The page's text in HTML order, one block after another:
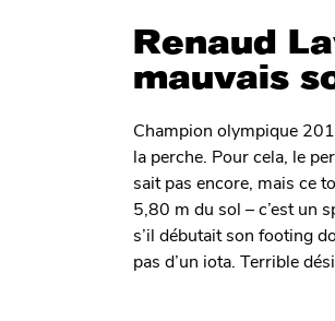
Renaud
mauvais
Champion olympique
la perche. Pour cela, le
sait pas encore, mais ce
5,80 m du sol – c’est un
s’il débutait son footing
pas d’un iota. Terrible